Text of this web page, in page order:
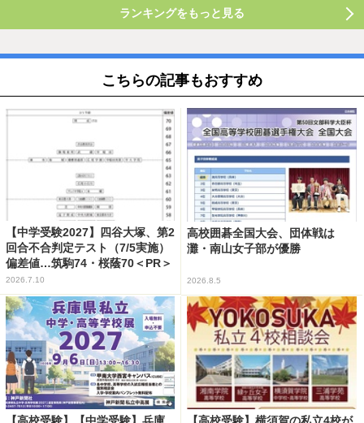
ランキングをもっと見る
こちらの記事もおすすめ
【中学受験2027】四谷大塚、第2
回合不合判定テスト（7/5実施）
偏差値…筑駒74・桜蔭70＜PR＞
2026.7.10
高校囲碁全国大会、団体戦は
灘・南山女子部が優勝
2026.8.5
【高校受験】【中学受験】兵庫